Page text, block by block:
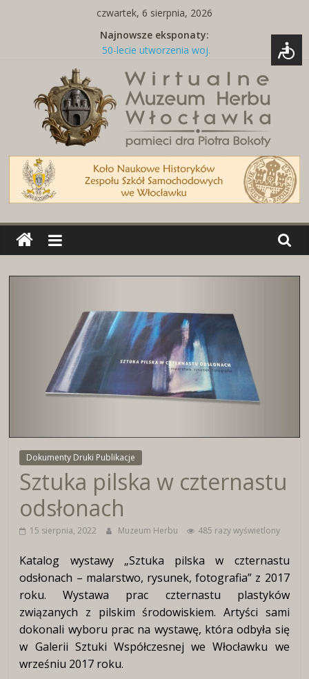
czwartek, 6 sierpnia, 2026
Najnowsze eksponaty:
50-lecie utworzenia woj.
Tabliczka z nazwą ulicy
Naszywki z herbami miast
Brelok z godłem Polski i herbem
miasta
Miedziany talerz z herbami miast
Wirtualne
Muzeum
Herbu
Włocławka
Włocławka
Dokumenty Druki Publikacje
Sztuka pilska w czternastu
odsłonach
15 sierpnia, 2022 Muzeum Herbu 485 razy wyświetlony
Katalog wystawy „Sztuka pilska w czternastu
odsłonach – malarstwo, rysunek, fotografia” z 2017
roku. Wystawa prac czternastu plastyków
związanych z pilskim środowiskiem. Artyści sami
dokonali wyboru prac na wystawę, która odbyła się
w Galerii Sztuki Współczesnej we Włocławku we
wrześniu 2017 roku.